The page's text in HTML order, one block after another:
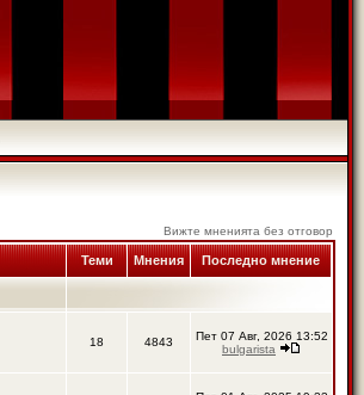
Вижте мненията без отговор
Теми Мнения Последно мнение
18 4843
Пет 07 Авг, 2026 13:52
bulgarista